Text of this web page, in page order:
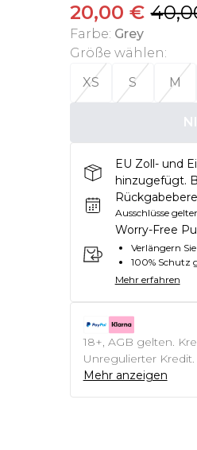
20,00 €
Farbe: Grey
Größe wählen:
XS
S M
EU Zoll- und
hinzugefügt.
Ausschlüsse
Worry-Free
Verlängern
100% Schutz
Mehr erfahren
18+, AGB gelten.
Unregulierter Kredit.
Mehr anzeigen